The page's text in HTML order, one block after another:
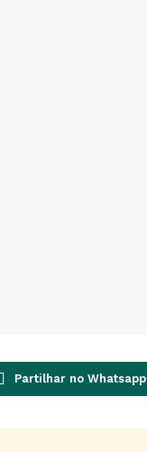
Partilhar no Whatsapp